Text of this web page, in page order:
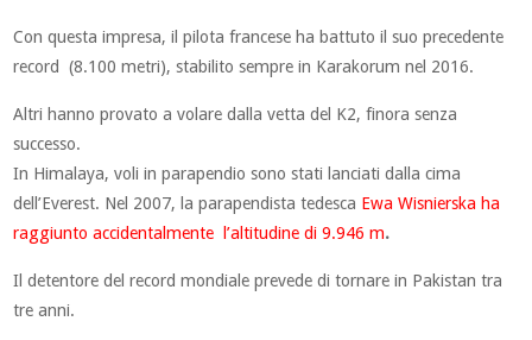
Con questa impresa, il pilota francese ha battuto il suo precedente
record (8.100 metri), stabilito sempre in Karakorum nel 2016.
Altri hanno provato a volare dalla vetta del K2, finora senza
successo.
In Himalaya, voli in parapendio sono stati lanciati dalla cima
dell’Everest. Nel 2007, la parapendista tedesca Ewa Wisnierska ha
raggiunto accidentalmente l’altitudine di 9.946 m.
Il detentore del record mondiale prevede di tornare in Pakistan tra
tre anni.